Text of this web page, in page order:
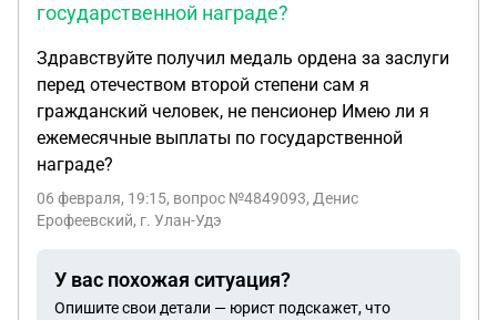
государственной награде?
Здравствуйте получил медаль ордена за заслуги
перед отечеством второй степени сам я
гражданский человек, не пенсионер Имею ли я
ежемесячные выплаты по государственной
награде?
06 февраля, 19:15, вопрос №4849093, Денис
Ерофеевский, г. Улан-Удэ
У вас похожая ситуация?
Опишите свои детали — юрист подскажет, что